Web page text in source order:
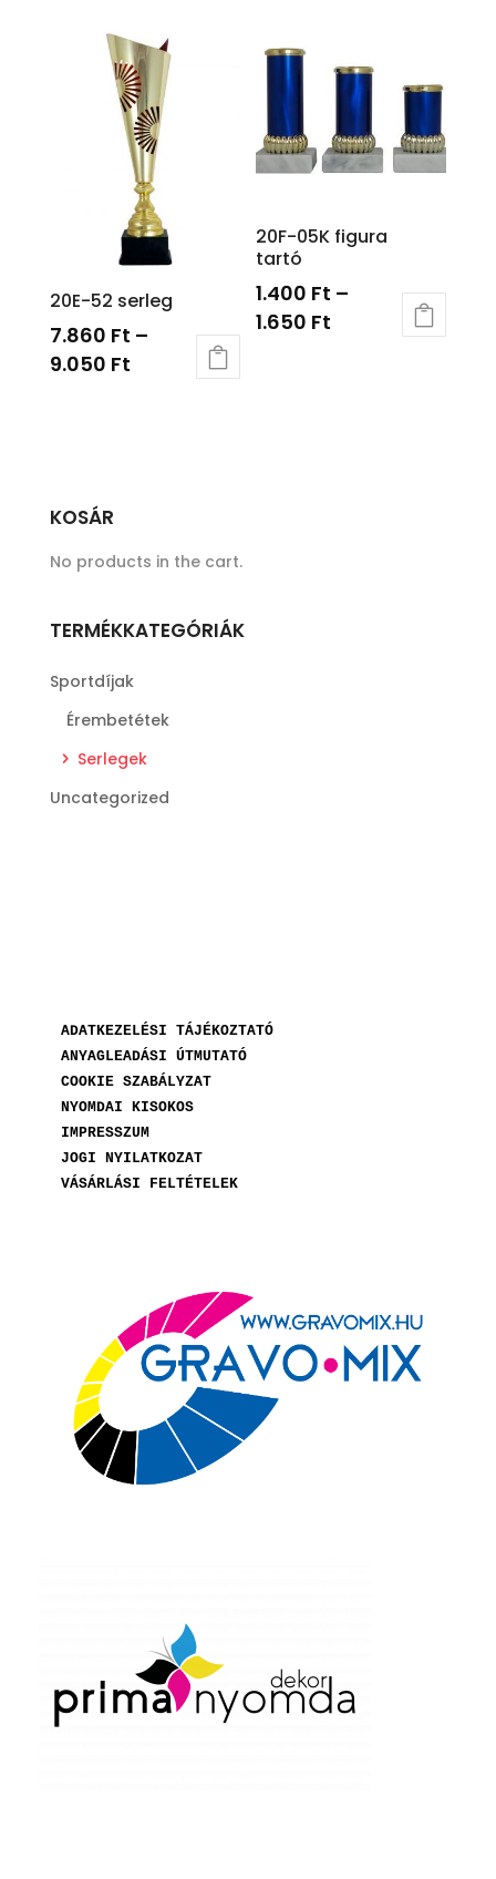
20E-52 serleg
7.860 Ft –
9.050 Ft
20F-05K figura
tartó
1.400 Ft –
1.650 Ft
KOSÁR
No products in the cart.
TERMÉKKATEGÓRIÁK
Sportdíjak
Érembetétek
Serlegek
Uncategorized
ADATKEZELÉSI TÁJÉKOZTATÓ
ANYAGLEADÁSI ÚTMUTATÓ
COOKIE SZABÁLYZAT
NYOMDAI KISOKOS
IMPRESSZUM
JOGI NYILATKOZAT
VÁSÁRLÁSI FELTÉTELEK